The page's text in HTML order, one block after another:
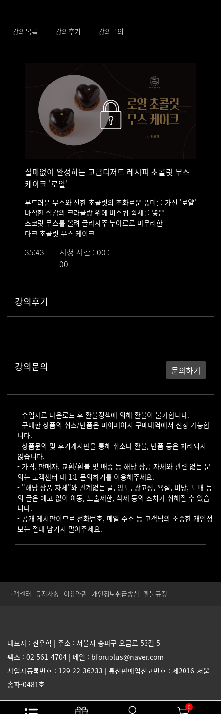
0
- 에꼴 뒤카스(École Ducasse) - ENSP(The École Nationale
- CAP(Certificat d' Aptitude Professionnel) 제과 과정 수료
- 리옹 Maison Tourtiller 인턴
- 파리 La goutte d'or 인턴
- 現 파티스리 까이에 오너 파티시에
강의목록 강의후기 강의문의
실패없이 완성하는 고급디저트 레시피 초콜릿 무스
케이크 '로얄'
부드러운 무스와 진한 초콜릿의 조화로운 풍미를 가진 '로얄'
바삭한 식감의 크라클랑 위에 비스퀴 쉭세를 넣은
초코릿 무스를 올려 글라사주 누아르로 마무리한
다크 초콜릿 무스 케이크
35:43
시청 시간 : 00 :
00
강의후기
강의문의 문의하기
- 수업자료 다운로드 후 환불정책에 의해 환불이 불가합니다.
- 구매한 상품의 취소/반품은 마이페이지 구매내역에서 신청 가능합
니다.
- 상품문의 및 후기게시판을 통해 취소나 환불, 반품 등은 처리되지
않습니다.
- 가격, 판매자, 교환/환불 및 배송 등 해당 상품 자체와 관련 없는 문
의는 고객센터 내 1:1 문의하기를 이용해주세요.
- "해당 상품 자체"와 관계없는 글, 양도, 광고성, 욕설, 비방, 도배 등
의 글은 예고 없이 이동, 노출제한, 삭제 등의 조치가 취해질 수 있습
니다.
- 공개 게시판이므로 전화번호, 메일 주소 등 고객님의 소중한 개인정
보는 절대 남기지 말아주세요.
고객센터 공지사항 이용약관 개인정보취급방침 환불규정
대표자 : 신우혁 | 주소 : 서울시 송파구 오금로 53길 5
팩스 : 02-561-4704 | 메일 : bforuplus@naver.com
사업자등록번호 : 129-22-36233 | 통신판매업신고번호 : 제2016-서울
송파-0481호
Copyright 2026. 올리커 Inc. all rights reserved.